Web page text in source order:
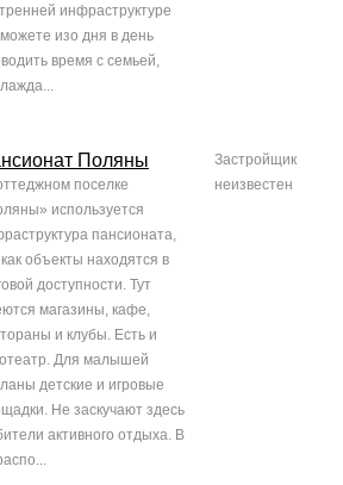
инфраструктуре
изо дня в день
время с семьей,
Поляны
поселке
используется
пансионата,
как объекты находятся в
доступности. Тут
магазины, кафе,
и клубы. Есть и
Для малышей
детские и игровые
Не заскучают здесь
активного отдыха. В
Застройщик
неизвестен